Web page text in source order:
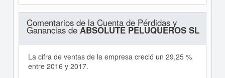
Comentarios de la Cuenta de Pérdidas y
Ganancias deABSOLUTE PELUQUEROS SL
La cifra de ventas de la empresa creció un 29,25 %
entre 2016 y 2017.